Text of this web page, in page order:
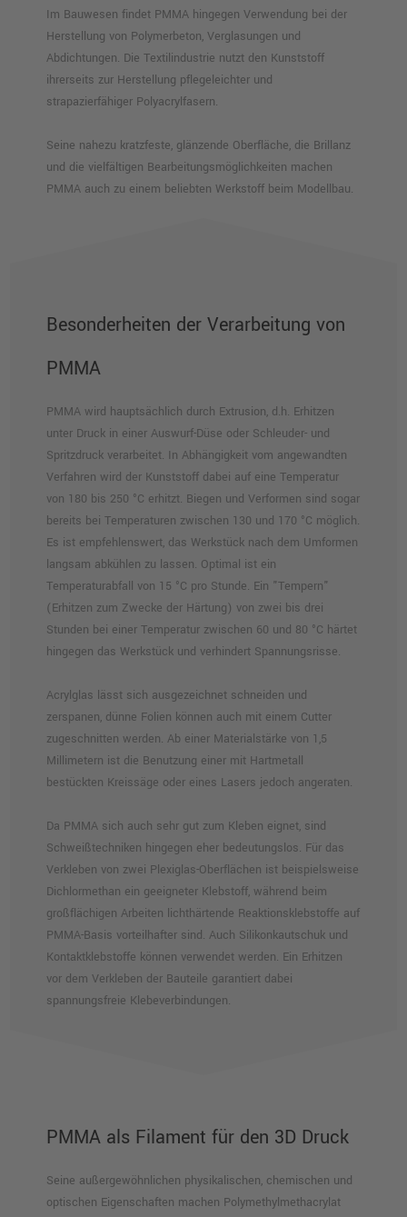
Im Bauwesen findet PMMA hingegen Verwendung bei der
Herstellung von Polymerbeton, Verglasungen und
Abdichtungen. Die Textilindustrie nutzt den Kunststoff
ihrerseits zur Herstellung pflegeleichter und
strapazierfähiger Polyacrylfasern.
Seine nahezu kratzfeste, glänzende Oberfläche, die Brillanz
und die vielfältigen Bearbeitungsmöglichkeiten machen
PMMA auch zu einem beliebten Werkstoff beim Modellbau.
Besonderheiten der Verarbeitung von
PMMA
PMMA wird hauptsächlich durch Extrusion, d.h. Erhitzen
unter Druck in einer Auswurf-Düse oder Schleuder- und
Spritzdruck verarbeitet. In Abhängigkeit vom angewandten
Verfahren wird der Kunststoff dabei auf eine Temperatur
von 180 bis 250 °C erhitzt. Biegen und Verformen sind sogar
bereits bei Temperaturen zwischen 130 und 170 °C möglich.
Es ist empfehlenswert, das Werkstück nach dem Umformen
langsam abkühlen zu lassen. Optimal ist ein
Temperaturabfall von 15 °C pro Stunde. Ein "Tempern"
(Erhitzen zum Zwecke der Härtung) von zwei bis drei
Stunden bei einer Temperatur zwischen 60 und 80 °C härtet
hingegen das Werkstück und verhindert Spannungsrisse.
Acrylglas lässt sich ausgezeichnet schneiden und
zerspanen, dünne Folien können auch mit einem Cutter
zugeschnitten werden. Ab einer Materialstärke von 1,5
Millimetern ist die Benutzung einer mit Hartmetall
bestückten Kreissäge oder eines Lasers jedoch angeraten.
Da PMMA sich auch sehr gut zum Kleben eignet, sind
Schweißtechniken hingegen eher bedeutungslos. Für das
Verkleben von zwei Plexiglas-Oberflächen ist beispielsweise
Dichlormethan ein geeigneter Klebstoff, während beim
großflächigen Arbeiten lichthärtende Reaktionsklebstoffe auf
PMMA-Basis vorteilhafter sind. Auch Silikonkautschuk und
Kontaktklebstoffe können verwendet werden. Ein Erhitzen
vor dem Verkleben der Bauteile garantiert dabei
spannungsfreie Klebeverbindungen.
PMMA als Filament für den 3D Druck
Seine außergewöhnlichen physikalischen, chemischen und
optischen Eigenschaften machen Polymethylmethacrylat